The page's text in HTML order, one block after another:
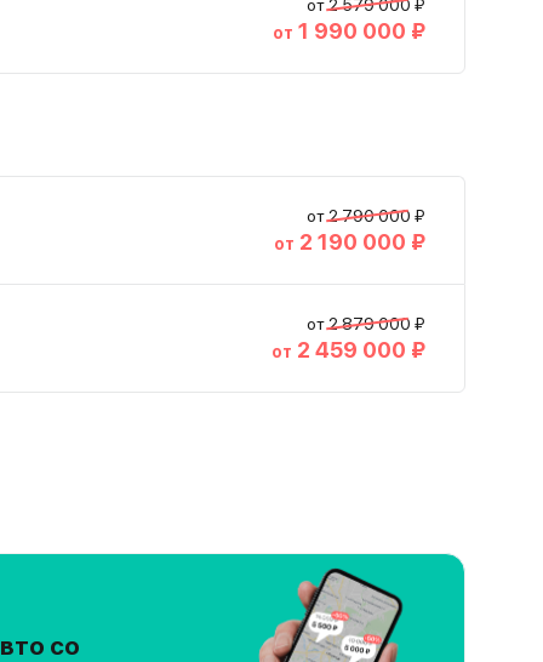
2026
от 2 579 000 ₽
от 1 990 000 ₽
2026
Серый 6 авто Краснодар
2026
от 2 790 000 ₽
от 2 190 000 ₽
от 2 879 000 ₽
от 2 459 000 ₽
со